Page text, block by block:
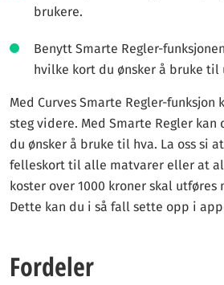
brukere.
Benytt Smarte Regler-
hvilke kort du ønsker å bruke
Med Curves Smarte Regler-
steg videre. Med Smarte Regler
du ønsker å bruke til hva. La oss si
felleskort til alle matvarer eller at
koster over 1000 kroner skal
Dette kan du i så fall sette opp i
Fordeler